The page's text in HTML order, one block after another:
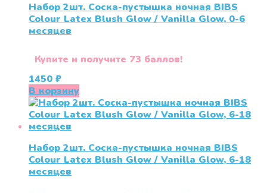
Набор 2шт. Соска-пустышка ночная BIBS
Colour Latex Blush Glow / Vanilla Glow, 0-6
месяцев
Купите и получите 73 баллов!
1450 ₽
В корзину
Набор 2шт. Соска-пустышка ночная BIBS
Colour Latex Blush Glow / Vanilla Glow, 6-18
месяцев